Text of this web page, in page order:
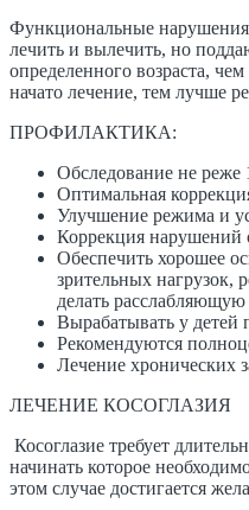
Функциональные
лечить и вылечить, но
определенного возраста,
начато лечение, тем лучше
​ПРОФИЛАКТИКА:
Обследование не реже
Оптимальная
Улучшение режима и
Коррекция нарушений
Обеспечить хорошее
зрительных нагрузок,
делать
Вырабатывать у детей
Рекомендуются
Лечение хронических
ЛЕЧЕНИЕ КОСОГЛАЗИЯ
Косоглазие требует
начинать которое
этом случае достигается